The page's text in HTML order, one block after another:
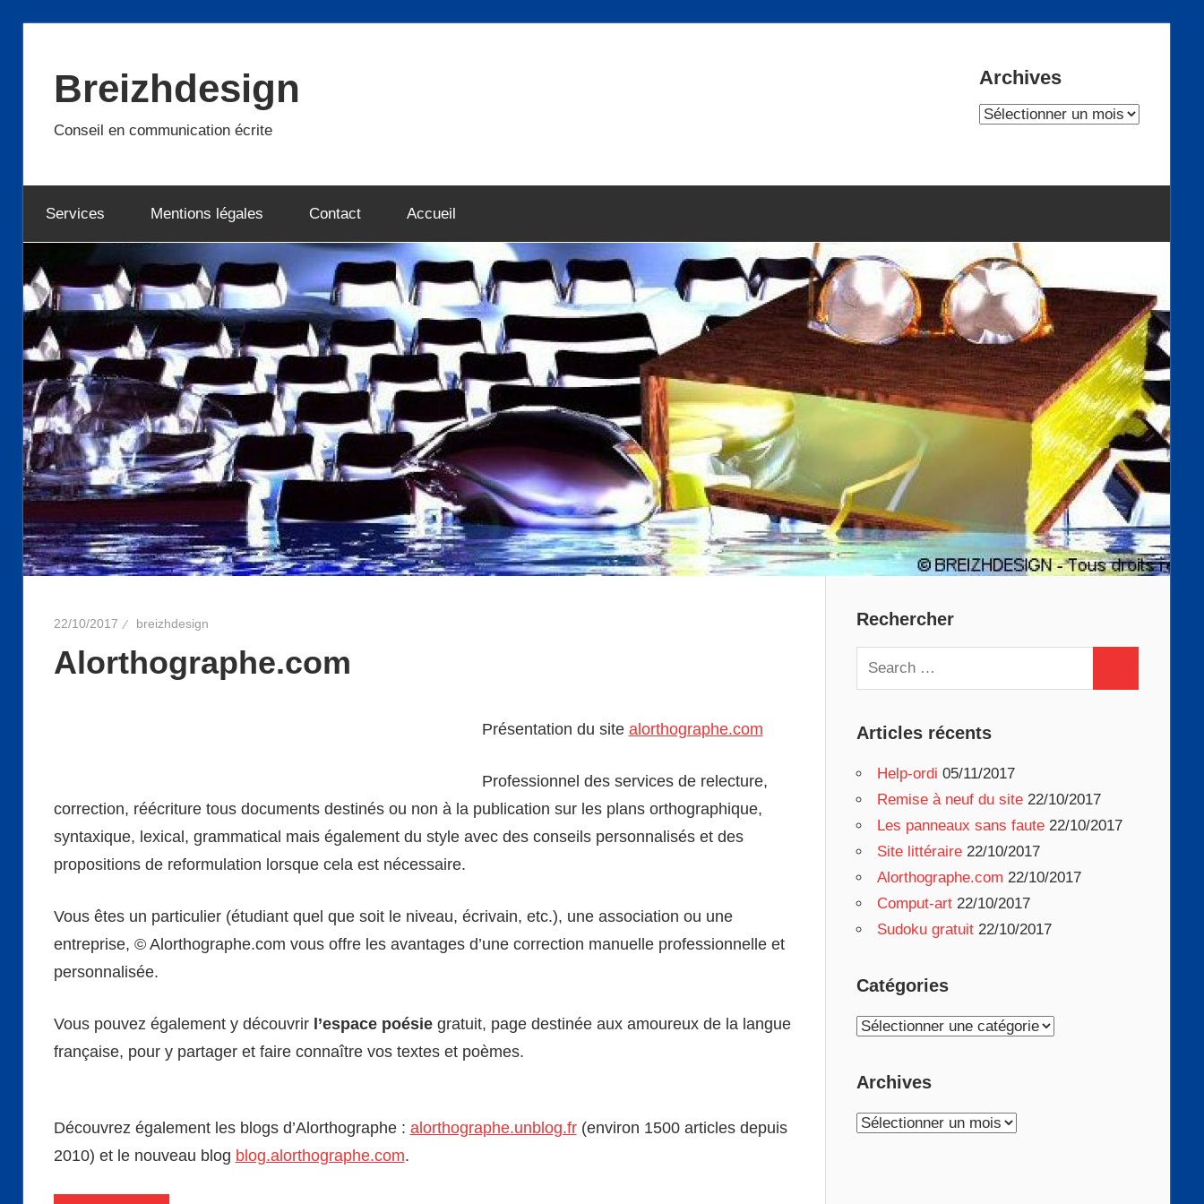
contentBreizhdesign
Conseil en communication écrite
Archives
Archives
Services Mentions légales Contact Accueil
22/10/2017 breizhdesign
Alorthographe.com
Présentation du site alorthographe.com
Professionnel des services de relecture,
correction, réécriture tous documents destinés ou non à la publication sur les plans orthographique,
syntaxique, lexical, grammatical mais également du style avec des conseils personnalisés et des
propositions de reformulation lorsque cela est nécessaire.
Vous êtes un particulier (étudiant quel que soit le niveau, écrivain, etc.), une association ou une
entreprise, © Alorthographe.com vous offre les avantages d’une correction manuelle professionnelle et
personnalisée.
Vous pouvez également y découvrir l’espace poésiegratuit, page destinée aux amoureux de la langue
française, pour y partager et faire connaître vos textes et poèmes.
Découvrez également les blogs d’Alorthographe : alorthographe.unblog.fr(environ 1500 articles depuis
2010) et le nouveau blog blog.alorthographe.com.
Rechercher
Search
for:
Articles récents
Help-ordi 05/11/2017
Remise à neuf du site 22/10/2017
Les panneaux sans faute 22/10/2017
Site littéraire 22/10/2017
Alorthographe.com 22/10/2017
Comput-art 22/10/2017
Sudoku gratuit 22/10/2017
Catégories
Catégories
Archives
Archives